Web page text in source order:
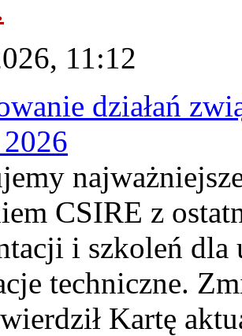
11:12
działań
CSIRE z
i szkoleń
techniczne.
Kartę